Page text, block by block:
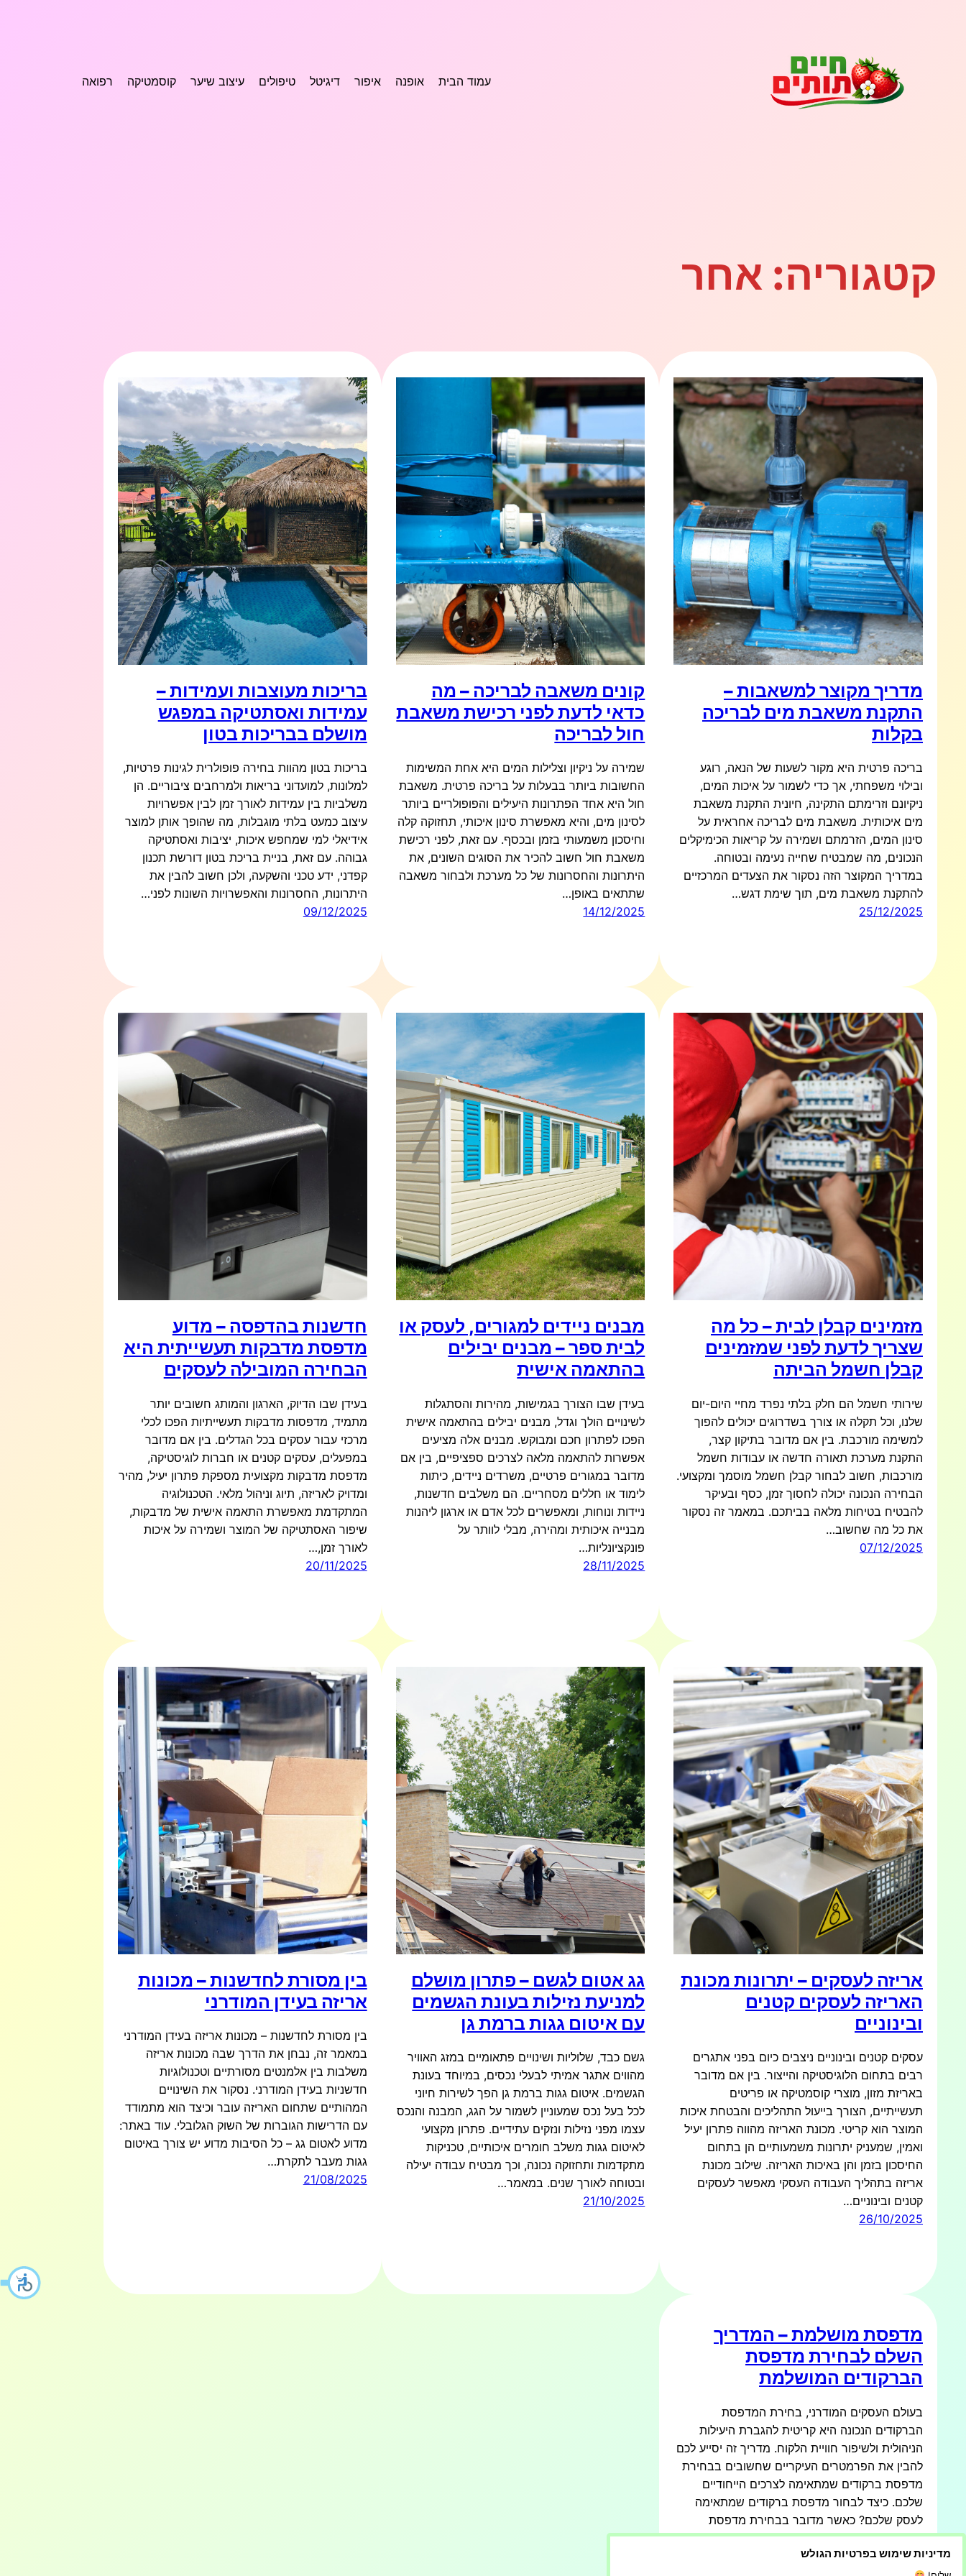
עמוד הבית אופנה איפור דיגיטל טיפולים עיצוב שיער קוסמטיקה רפואה
קטגוריה: אחר
מדריך מקוצר למשאבות –
התקנת משאבת מים לבריכה
בקלות
בריכה פרטית היא מקור לשעות של הנאה, רוגע
ובילוי משפחתי, אך כדי לשמור על איכות המים,
ניקיונם וזרימתם התקינה, חיונית התקנת משאבת
מים איכותית. משאבת מים לבריכה אחראית על
סינון המים, הזרמתם ושמירה על קריאות הכימיקלים
הנכונים, מה שמבטיח שחייה נעימה ובטוחה.
במדריך המקוצר הזה נסקור את הצעדים המרכזיים
להתקנת משאבת מים, תוך שימת דגש…
25/12/2025
קונים משאבה לבריכה – מה
כדאי לדעת לפני רכישת משאבת
חול לבריכה
שמירה על ניקיון וצלילות המים היא אחת המשימות
החשובות ביותר בבעלות על בריכה פרטית. משאבת
חול היא אחד הפתרונות היעילים והפופולריים ביותר
לסינון מים, והיא מאפשרת סינון איכותי, תחזוקה קלה
וחיסכון משמעותי בזמן ובכסף. עם זאת, לפני רכישת
משאבת חול חשוב להכיר את הסוגים השונים, את
היתרונות והחסרונות של כל מערכת ולבחור משאבה
שתתאים באופן…
14/12/2025
בריכות מעוצבות ועמידות –
עמידות ואסתטיקה במפגש
מושלם בבריכות בטון
בריכות בטון מהוות בחירה פופולרית לגינות פרטיות,
למלונות, למועדוני בריאות ולמרחבים ציבוריים. הן
משלביות בין עמידות לאורך זמן לבין אפשרויות
עיצוב כמעט בלתי מוגבלות, מה שהופך אותן למוצר
אידיאלי למי שמחפש איכות, יציבות ואסתטיקה
גבוהה. עם זאת, בניית בריכת בטון דורשת תכנון
קפדני, ידע טכני והשקעה, ולכן חשוב להבין את
היתרונות, החסרונות והאפשרויות השונות לפני…
09/12/2025
מזמינים קבלן לבית – כל מה
שצריך לדעת לפני שמזמינים
קבלן חשמל הביתה
שירותי חשמל הם חלק בלתי נפרד מחיי היום-יום
שלנו, וכל תקלה או צורך בשדרוגים יכולים להפוך
למשימה מורכבת. בין אם מדובר בתיקון קצר,
התקנת מערכת תאורה חדשה או עבודות חשמל
מורכבות, חשוב לבחור קבלן חשמל מוסמך ומקצועי.
הבחירה הנכונה יכולה לחסוך זמן, כסף ובעיקר
להבטיח בטיחות מלאה בביתכם. במאמר זה נסקור
את כל מה שחשוב…
07/12/2025
מבנים ניידים למגורים, לעסק או
לבית ספר – מבנים יבילים
בהתאמה אישית
בעידן שבו הצורך בגמישות, מהירות והסתגלות
לשינויים הולך וגדל, מבנים יבילים בהתאמה אישית
הפכו לפתרון חכם ומבוקש. מבנים אלה מציעים
אפשרות להתאמה מלאה לצרכים ספציפיים, בין אם
מדובר במגורים פרטיים, משרדים ניידים, כיתות
לימוד או חללים מסחריים. הם משלבים חדשנות,
ניידות ונוחות, ומאפשרים לכל אדם או ארגון ליהנות
מבנייה איכותית ומהירה, מבלי לוותר על
פונקציונליות…
28/11/2025
חדשנות בהדפסה – מדוע
מדפסת מדבקות תעשייתית היא
הבחירה המובילה לעסקים
בעידן שבו הדיוק, הארגון והמותג חשובים יותר
מתמיד, מדפסות מדבקות תעשייתיות הפכו לכלי
מרכזי עבור עסקים בכל הגדלים. בין אם מדובר
במפעלים, עסקים קטנים או חברות לוגיסטיקה,
מדפסת מדבקות מקצועית מספקת פתרון יעיל, מהיר
ומדויק לאריזה, תיוג וניהול מלאי. הטכנולוגיה
המתקדמת מאפשרת התאמה אישית של מדבקות,
שיפור האסתטיקה של המוצר ושמירה על איכות
לאורך זמן,…
20/11/2025
אריזה לעסקים – יתרונות מכונת
האריזה לעסקים קטנים
ובינוניים
עסקים קטנים ובינוניים ניצבים כיום בפני אתגרים
רבים בתחום הלוגיסטיקה והייצור. בין אם מדובר
באריזת מזון, מוצרי קוסמטיקה או פריטים
תעשייתיים, הצורך בייעול התהליכים והבטחת איכות
המוצר הוא קריטי. מכונת האריזה מהווה פתרון יעיל
ואמין, שמעניק יתרונות משמעותיים הן בתחום
החיסכון בזמן והן באיכות האריזה. שילוב מכונת
אריזה בתהליך העבודה העסקי מאפשר לעסקים
קטנים ובינוניים…
26/10/2025
גג אטום לגשם – פתרון מושלם
למניעת נזילות בעונת הגשמים
עם איטום גגות ברמת גן
גשם כבד, שלוליות ושינויים פתאומיים במזג האוויר
מהווים אתגר אמיתי לבעלי נכסים, במיוחד בעונת
הגשמים. איטום גגות ברמת גן הפך לשירות חיוני
לכל בעל נכס שמעוניין לשמור על הגג, המבנה והנכס
עצמו מפני נזילות ונזקים עתידיים. פתרון מקצועי
לאיטום גגות משלב חומרים איכותיים, טכניקות
מתקדמות ותחזוקה נכונה, וכך מבטיח עבודה יעילה
ובטוחה לאורך שנים. במאמר…
21/10/2025
בין מסורת לחדשנות – מכונות
אריזה בעידן המודרני
בין מסורת לחדשנות – מכונות אריזה בעידן המודרני
במאמר זה, נבחן את הדרך שבה מכונות אריזה
משלבות בין אלמנטים מסורתיים וטכנולוגיות
חדשניות בעידן המודרני. נסקור את השינויים
המהותיים שתחום האריזה עובר וכיצד הוא מתמודד
עם הדרישות הגוברות של השוק הגלובלי. עוד באתר:
מדוע לאטום גג – כל הסיבות מדוע יש צורך באיטום
גגות מעבר לתקרת…
21/08/2025
מדפסת מושלמת – המדריך
השלם לבחירת מדפסת
הברקודים המושלמת
בעולם העסקים המודרני, בחירת המדפסת
הברקודים הנכונה היא קריטית להגברת היעילות
הניהולית ולשיפור חוויית הלקוח. מדריך זה יסייע לכם
להבין את הפרמטרים העיקריים שחשובים בבחירת
מדפסת ברקודים שמתאימה לצרכים הייחודיים
שלכם. כיצד לבחור מדפסת ברקודים שמתאימה
לעסק שלכם? כאשר מדובר בבחירת מדפסת
ברקודים שמתאימה לעסק שלכם, ישנם מספר
שלבים שעליכם לקחת בחשבון כדי להבטיח
מדיניות שימוש בפרטיות הגולש